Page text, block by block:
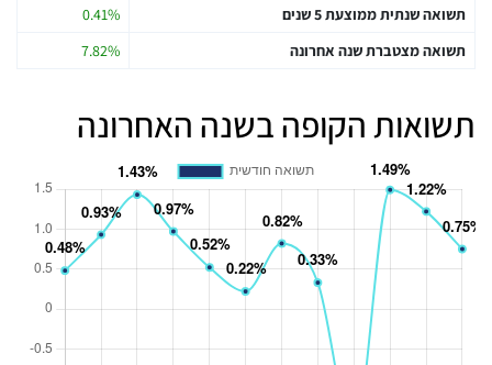
תשואה שנתית ממוצעת 5 שנים
0.41%
תשואה מצטברת שנה אחרונה
7.82%
תשואות הקופה בשנה האחרונה